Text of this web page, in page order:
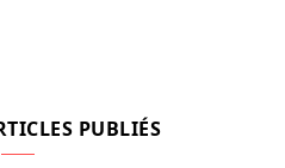
PUBLIÉS